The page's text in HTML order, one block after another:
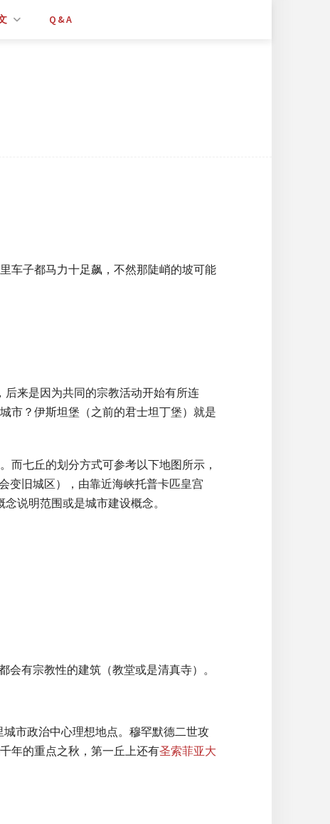
Q&A
车子都马力十足飙，不然那陡峭的坡可能
后来是因为共同的宗教活动开始有所连
市？伊斯坦堡（之前的君士坦丁堡）就是
而七丘的划分方式可参考以下地图所示，
旧城区），由靠近海峡托普卡匹皇宫
说明范围或是城市建设概念。
有宗教性的建筑（教堂或是清真寺）。
市政治中心理想地点。穆罕默德二世攻
年的重点之秋，第一丘上还有圣索菲亚大